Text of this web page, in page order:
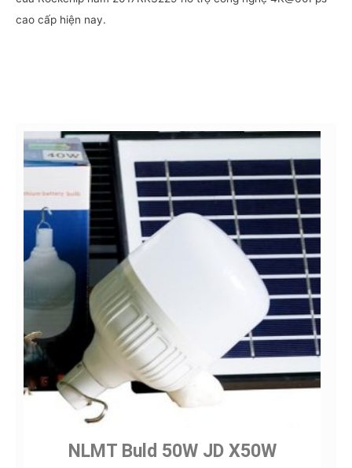
cao cấp hiện nay.
NLMT Buld 50W JD X50W